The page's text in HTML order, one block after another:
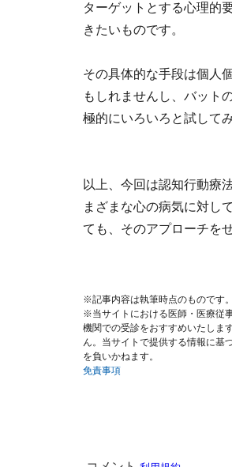
ターゲットとする心理的
きたいものです。
その具体的な手段は個人
もしれませんし、バット
極的にいろいろと試して
以上、今回は認知行動療
まざまな心の病気に対し
ても、そのアプローチを
※記事内容は執筆時点のものです
※当サイトにおける医師・医療従
機関での受診をおすすめいたしま
ん。当サイトで提供する情報に基
を負いかねます。
免責事項